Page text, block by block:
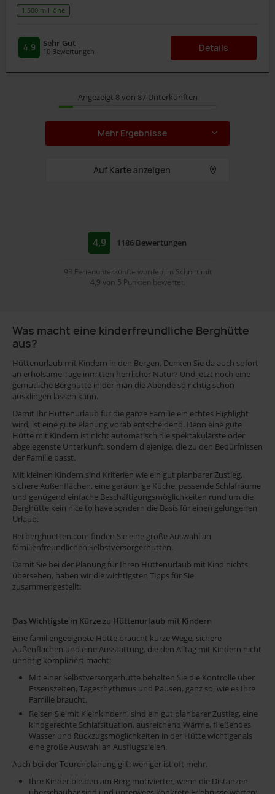
Auf Karte anzeigen
1.500 m Höhe
10 Bewertungen
4,9 Sehr Gut Details
Angezeigt 8 von 87 Unterkünften
Mehr Ergebnisse
4,9 1186 Bewertungen
93 Ferienunterkünfte wurden im Schnitt mit
4,9 von 5 Punkten bewertet.
Was macht eine kinderfreundliche Berghütte
aus?
Hüttenurlaub mit Kindern in den Bergen. Denken Sie da auch sofort
an erholsame Tage inmitten herrlicher Natur? Und jetzt noch eine
gemütliche Berghütte in der man die Abende so richtig schön
ausklingen lassen kann.
Damit Ihr Hüttenurlaub für die ganze Familie ein echtes Highlight
wird, ist eine gute Planung vorab entscheidend. Denn eine gute
Hütte mit Kindern ist nicht automatisch die spektakulärste oder
abgelegenste Unterkunft, sondern diejenige, die zu den Bedürfnissen
der Familie passt.
Mit kleinen Kindern sind Kriterien wie ein gut planbarer Zustieg,
sichere Außenflächen, eine geräumige Küche, passende Schlafräume
und genügend einfache Beschäftigungsmöglichkeiten rund um die
Berghütte kein nice to have sondern die Basis für einen gelungenen
Urlaub.
Bei berghuetten.com finden Sie eine große Auswahl an
familienfreundlichen Selbstversorgerhütten.
Damit Sie bei der Planung für Ihren Hüttenurlaub mit Kind nichts
übersehen, haben wir die wichtigsten Tipps für Sie
zusammengestellt:
Das Wichtigste in Kürze zu Hüttenurlaub mit Kindern
Eine familiengeeignete Hütte braucht kurze Wege, sichere
Außenflächen und eine Ausstattung, die den Alltag mit Kindern nicht
unnötig kompliziert macht:
Mit einer Selbstversorgerhütte behalten Sie die Kontrolle über
Essenszeiten, Tagesrhythmus und Pausen, ganz so, wie es Ihre
Familie braucht.
Reisen Sie mit Kleinkindern, sind ein gut planbarer Zustieg, eine
kindgerechte Schlafsituation, ausreichend Wärme, fließendes
Wasser und Rückzugsmöglichkeiten in der Hütte wichtiger als
eine große Auswahl an Ausflugszielen.
Auch bei der Tourenplanung gilt: weniger ist oft mehr.
Ihre Kinder bleiben am Berg motivierter, wenn die Distanzen